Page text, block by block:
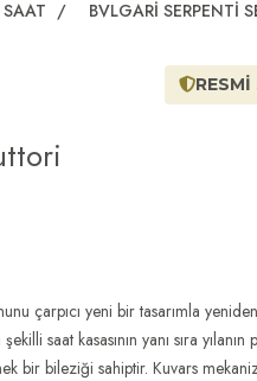
SAAT / BVLGARI SERPENTI
çarpıcı yeni bir tasarımla
saat kasasının yanı sıra yılanın
bir bileziği sahiptir. Kuvars